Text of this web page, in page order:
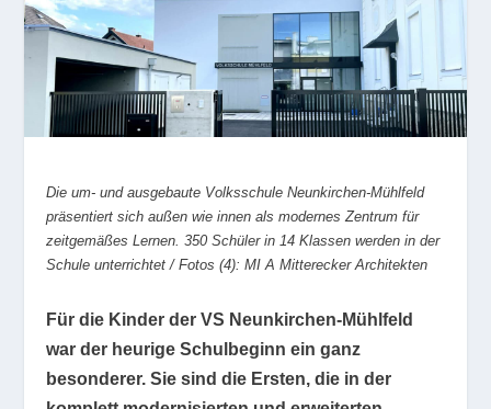
Die um- und ausgebaute Volksschule Neunkirchen-Mühlfeld
präsentiert sich außen wie innen als modernes Zentrum für
zeitgemäßes Lernen. 350 Schüler in 14 Klassen werden in der
Schule unterrichtet / Fotos (4): MI A Mitterecker Architekten
Für die Kinder der VS Neunkirchen-Mühlfeld
war der heurige Schulbeginn ein ganz
besonderer. Sie sind die Ersten, die in der